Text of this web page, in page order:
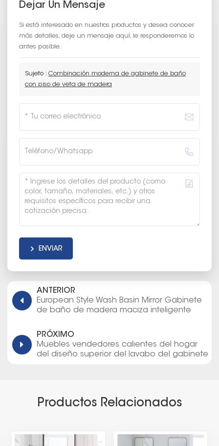
Dejar Un Mensaje
Si está interesado en nuestros productos y desea conocer
más detalles, deje un mensaje aquí, le responderemos lo
antes posible.
Sujeto : Combinación moderna de gabinete de baño
con piso de veta de madera
ENVIAR
ANTERIOR
European Style Wash Basin Mirror Gabinete
de baño de madera maciza inteligente
PRÓXIMO
Muebles vendedores calientes del hogar
del diseño superior del lavabo del gabinete
Productos Relacionados